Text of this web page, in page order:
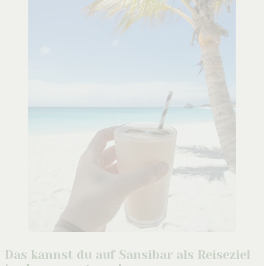
Das kannst du auf Sansibar als Reiseziel